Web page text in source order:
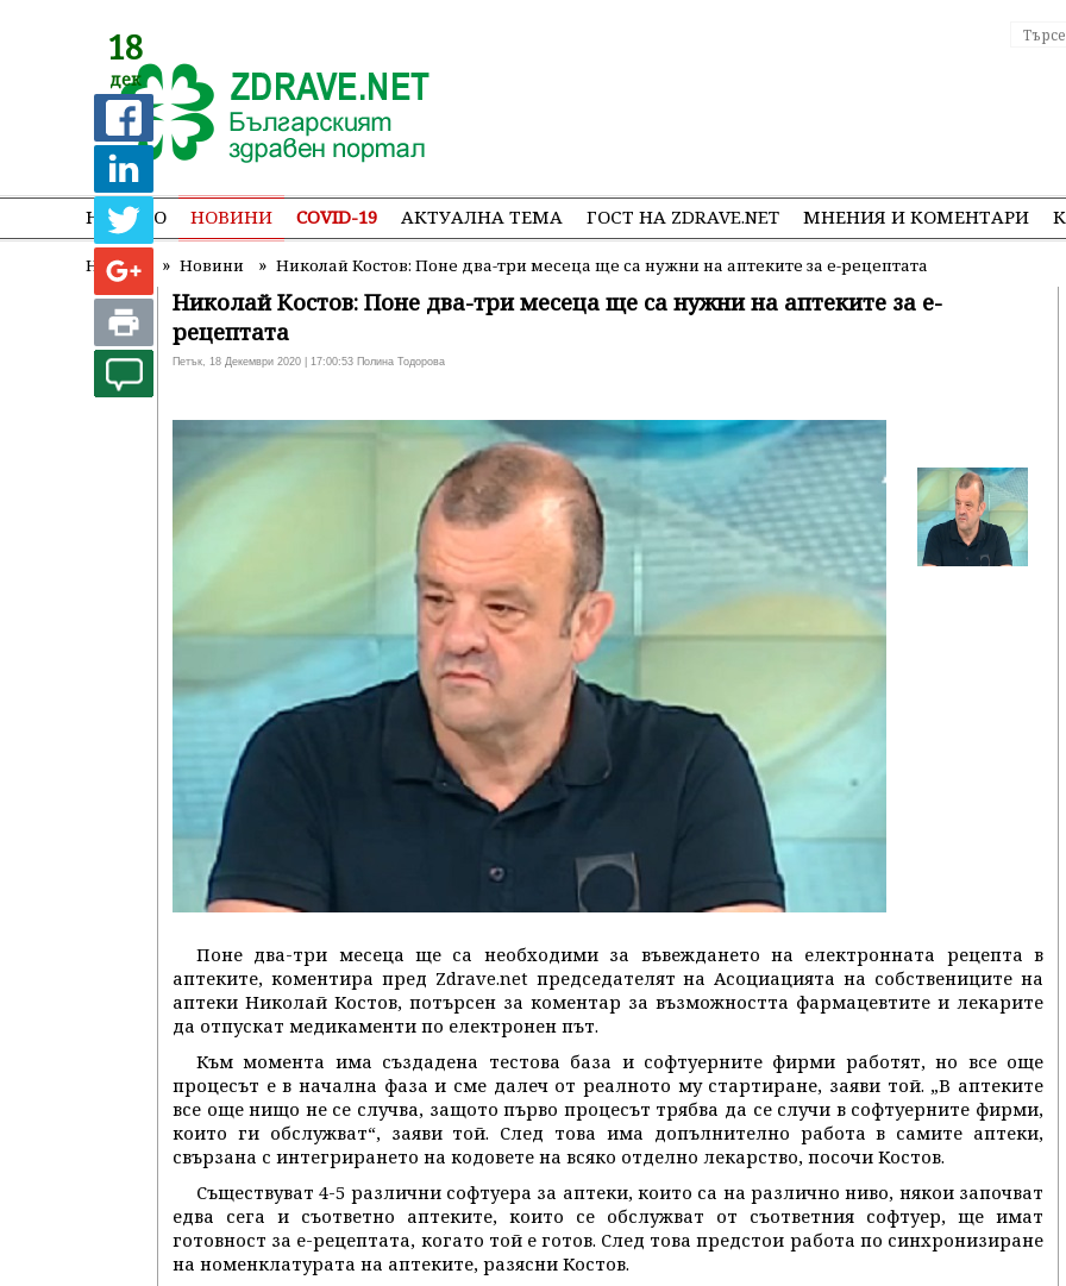
НАЧАЛО НОВИНИ COVID-19 АКТУАЛНА ТЕМА ГОСТ НА ZDRAVE.NET МНЕНИЯ И КОМЕНТАРИ
Начало » Новини » Николай Костов: Поне два-три месеца ще са нужни на аптеките за е-рецептата
18
дек
Николай Костов: Поне два-три месеца ще са нужни на аптеките за е-
рецептата
Петък, 18 Декември 2020 | 17:00:53 Полина Тодорова
Поне два-три месеца ще са необходими за въвеждането на електронната рецепта в
аптеките, коментира пред Zdrave.net председателят на Асоциацията на собствениците на
аптеки Николай Костов, потърсен за коментар за възможността фармацевтите и лекарите
да отпускат медикаменти по електронен път.
Към момента има създадена тестова база и софтуерните фирми работят, но все още
процесът е в начална фаза и сме далеч от реалното му стартиране, заяви той. „В аптеките
все още нищо не се случва, защото първо процесът трябва да се случи в софтуерните фирми,
които ги обслужват“, заяви той. След това има допълнително работа в самите аптеки,
свързана с интегрирането на кодовете на всяко отделно лекарство, посочи Костов.
Съществуват 4-5 различни софтуера за аптеки, които са на различно ниво, някои започват
едва сега и съответно аптеките, които се обслужват от съответния софтуер, ще имат
готовност за е-рецептата, когато той е готов. След това предстои работа по синхронизиране
на номенклатурата на аптеките, разясни Костов.